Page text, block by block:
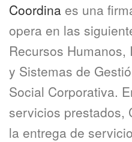
Coordina es una
opera en las
Recursos
y Sistemas de
Social Corporativa.
servicios prestados,
la entrega de